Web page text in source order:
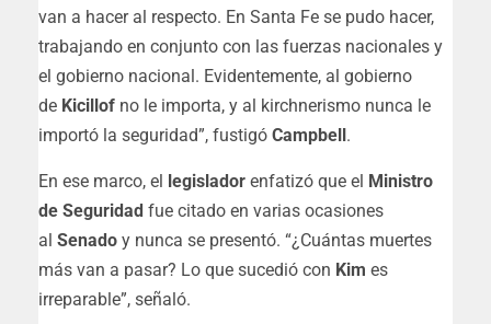
van a hacer al respecto. En Santa Fe se pudo hacer,
trabajando en conjunto con las fuerzas nacionales y
el gobierno nacional. Evidentemente, al gobierno
de Kicillof no le importa, y al kirchnerismo nunca le
importó la seguridad”, fustigó Campbell.
En ese marco, el legislador enfatizó que el Ministro
de Seguridad fue citado en varias ocasiones
al Senado y nunca se presentó. “¿Cuántas muertes
más van a pasar? Lo que sucedió con Kim es
irreparable”, señaló.